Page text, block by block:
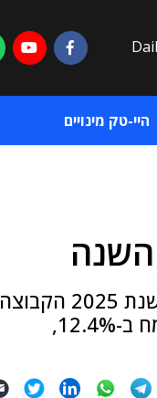
היי-טק מינויים
השנה
בדו"חות אודות התוצאות הכספיות לרבעון השני וכן למחצית הראשונה של שנת 2025 הקבוצה
הציגה גידול של 8.4% בהכנסות, לכ-910 מיליון שקל, והרווח הנקי שלה צמח ב-12.4%,